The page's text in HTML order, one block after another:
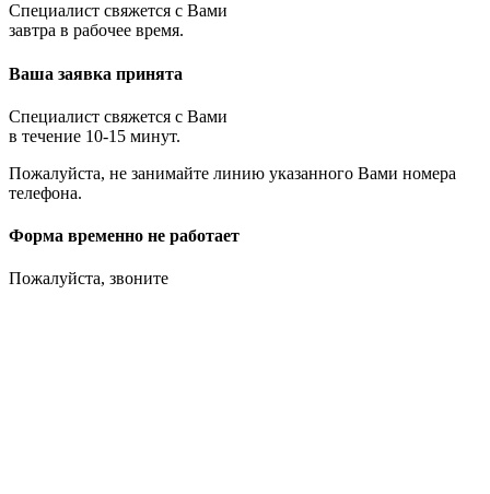
Специалист свяжется с Вами
завтра в рабочее время.
Ваша заявка принята
Специалист свяжется с Вами
в течение 10-15 минут.
Пожалуйста, не занимайте линию указанного Вами номера
телефона.
Форма временно не работает
Пожалуйста, звоните